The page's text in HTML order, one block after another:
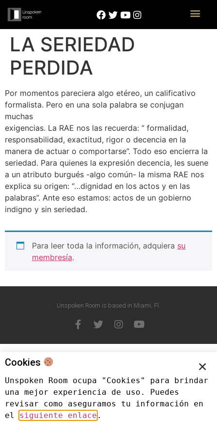
LA SERIEDAD
PERDIDA
Por momentos pareciera algo etéreo, un calificativo
formalista. Pero en una sola palabra se conjugan
muchas
exigencias. La RAE nos las recuerda: “ formalidad,
responsabilidad, exactitud, rigor o decencia en la
manera de actuar o comportarse”. Todo eso encierra la
seriedad. Para quienes la expresión decencia, les suene
a un atributo burgués -algo común- la misma RAE nos
explica su origen: “…dignidad en los actos y en las
palabras”. Ante eso estamos: actos de un gobierno
indigno y sin seriedad.
Para leer toda la información, adquiera su
membresía.
Unspoken Room is based in Miami, Fl.
Cookies
Unspoken Room ocupa "Cookies" para brindar
una mejor experiencia de uso. Puedes
revisar como aseguramos tu información en
el siguiente enlace .